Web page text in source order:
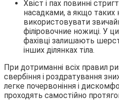
Хвіст і пах повинні
насадками, а якщо таких
використовувати
філіровочние ножиці. У
фахівці залишають
інших ділянках тіла.
При дотриманні всіх правил
свербіння і роздратування
легке почервоніння і
проходять самостійно